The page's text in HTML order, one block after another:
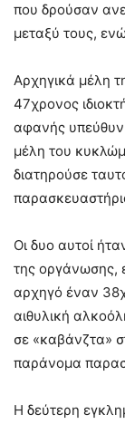
που δρούσαν
μεταξύ τους,
Αρχηγικά μέλη
47χρονος
αφανής
μέλη του
διατηρούσε
Οι δυο αυτοί
της οργάνωσης,
αρχηγό έναν
αιθυλική
σε «καβάνζτα»
παράνομα
Η δεύτερη